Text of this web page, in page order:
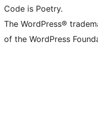
Code is Poetry.
The WordPress®
of the WordPress